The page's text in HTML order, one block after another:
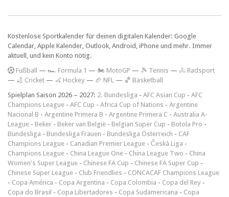
Kostenlose Sportkalender für deinen digitalen Kalender: Google
Calendar, Apple Kalender, Outlook, Android, iPhone und mehr. Immer
aktuell, und kein Konto nötig.
Fußball — 🏎️ Formula 1 — 🏍 MotoGP — 🎾 Tennis — 🚴 Radsport
— 🏏 Cricket — 🏑 Hockey — 🏈 NFL — 🏀 Basketball
Spielplan Saison 2026 – 2027: 2. Bundesliga - AFC Asian Cup - AFC
Champions League - AFC Cup - Africa Cup of Nations - Argentine
Nacional B - Argentine Primera B - Argentine Primera C - Australia A-
League - Beker - Beker van België - Belgian Super Cup - Botola Pro -
Bundesliga - Bundesliga Frauen - Bundesliga Österreich - CAF
Champions League - Canadian Premier League - Česká Liga -
Champions League - China League One - China League Two - China
Women's Super League - Chinese FA Cup - Chinese FA Super Cup -
Chinese Super League - Club Friendlies - CONCACAF Champions League
- Copa América - Copa Argentina - Copa Colombia - Copa del Rey -
Copa do Brasil - Copa Libertadores - Copa Sudamericana - Copa